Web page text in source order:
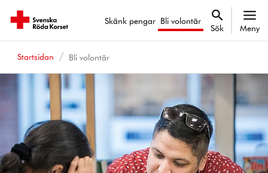
Skänk pengar Bli volontär
Sök Meny
Startsidan Bli volontär